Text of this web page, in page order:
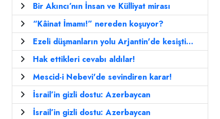
Bir Akıncı’nın İnsan ve Külliyat mirası
“Kâinat İmamı!” nereden koşuyor?
Ezeli düşmanların yolu Arjantin'de kesişti...
Hak ettikleri cevabı aldılar!
Mescid-i Nebevi'de sevindiren karar!
İsrail’in gizli dostu: Azerbaycan
İsrail’in gizli dostu: Azerbaycan